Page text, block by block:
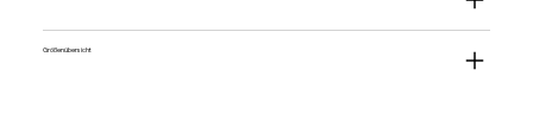
Größenübersicht